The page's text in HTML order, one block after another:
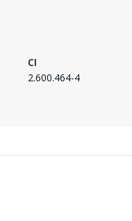
CI
2.600.464-4